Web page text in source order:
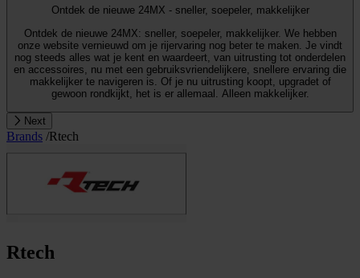
Ontdek de nieuwe 24MX - sneller, soepeler, makkelijker
Ontdek de nieuwe 24MX: sneller, soepeler, makkelijker. We hebben
onze website vernieuwd om je rijervaring nog beter te maken. Je vindt
nog steeds alles wat je kent en waardeert, van uitrusting tot onderdelen
en accessoires, nu met een gebruiksvriendelijkere, snellere ervaring die
makkelijker te navigeren is. Of je nu uitrusting koopt, upgradet of
gewoon rondkijkt, het is er allemaal. Alleen makkelijker.
Next
Brands /Rtech
Rtech